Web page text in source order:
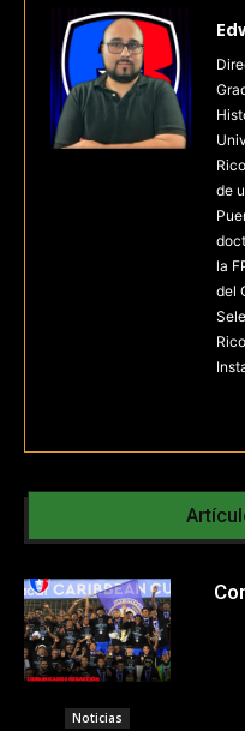
de
la
del
Noticias